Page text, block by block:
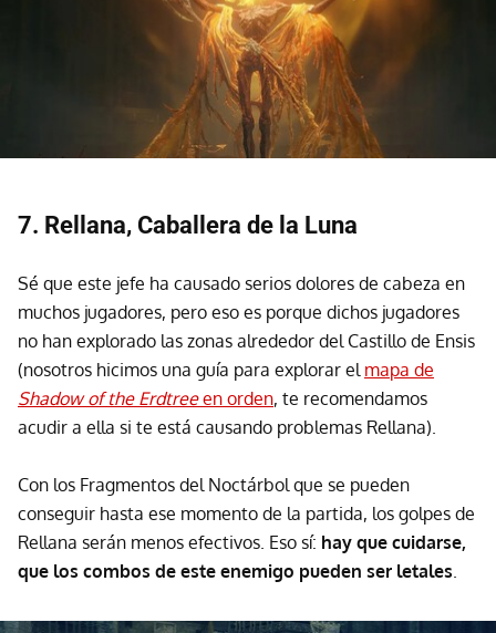
7. Rellana, Caballera de la Luna
Sé que este jefe ha causado serios dolores de cabeza en
muchos jugadores, pero eso es porque dichos jugadores
no han explorado las zonas alrededor del Castillo de Ensis
(nosotros hicimos una guía para explorar el mapa de
Shadow of the Erdtreeen orden, te recomendamos
acudir a ella si te está causando problemas Rellana).
Con los Fragmentos del Noctárbol que se pueden
conseguir hasta ese momento de la partida, los golpes de
Rellana serán menos efectivos. Eso sí: hay que cuidarse,
que los combos de este enemigo pueden ser letales